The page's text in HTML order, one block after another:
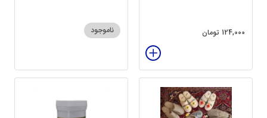
124,000 تومان ناموجود